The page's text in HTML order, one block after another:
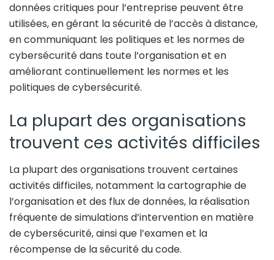
données critiques pour l’entreprise peuvent être
utilisées, en gérant la sécurité de l’accès à distance,
en communiquant les politiques et les normes de
cybersécurité dans toute l’organisation et en
améliorant continuellement les normes et les
politiques de cybersécurité.
La plupart des organisations
trouvent ces activités difficiles
La plupart des organisations trouvent certaines
activités difficiles, notamment la cartographie de
l’organisation et des flux de données, la réalisation
fréquente de simulations d’intervention en matière
de cybersécurité, ainsi que l’examen et la
récompense de la sécurité du code.